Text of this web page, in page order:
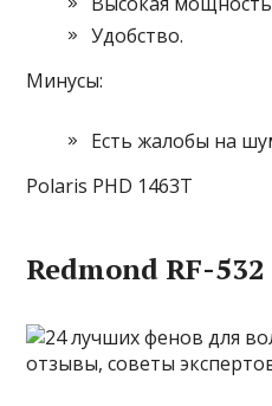
Удобство.
Минусы:
Есть жалобы на
Polaris PHD 1463T
Redmond RF-532